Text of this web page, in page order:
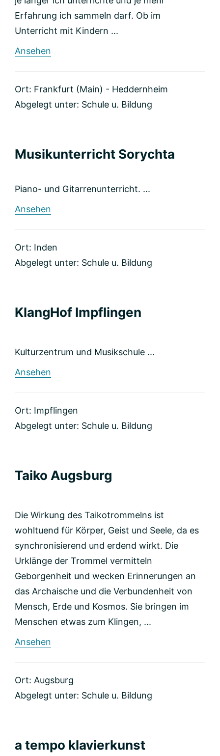
Erfahrung ich sammeln darf. Ob im
Unterricht mit Kindern ...
Ansehen
Ort: Frankfurt (Main) - Heddernheim
Abgelegt unter: Schule u. Bildung
Musikunterricht Sorychta
Piano- und Gitarrenunterricht. ...
Ansehen
Ort: Inden
Abgelegt unter: Schule u. Bildung
KlangHof Impflingen
Kulturzentrum und Musikschule ...
Ansehen
Ort: Impflingen
Abgelegt unter: Schule u. Bildung
Taiko Augsburg
Die Wirkung des Taikotrommelns ist
wohltuend für Körper, Geist und Seele, da es
synchronisierend und erdend wirkt. Die
Urklänge der Trommel vermitteln
Geborgenheit und wecken Erinnerungen an
das Archaische und die Verbundenheit von
Mensch, Erde und Kosmos. Sie bringen im
Menschen etwas zum Klingen, ...
Ansehen
Ort: Augsburg
Abgelegt unter: Schule u. Bildung
a tempo klavierkunst